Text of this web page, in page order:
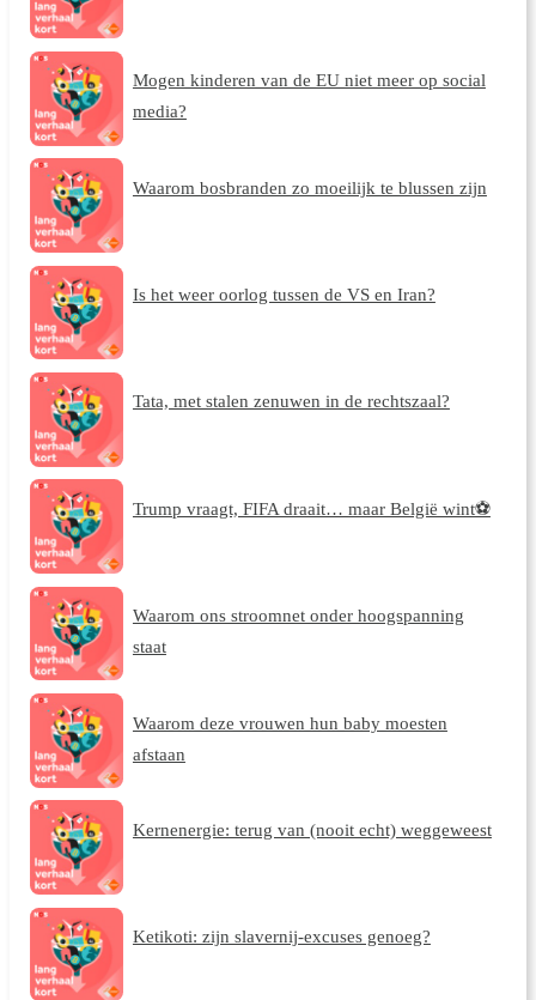
Mogen kinderen van de EU niet meer op social
media?
Waarom bosbranden zo moeilijk te blussen zijn
Is het weer oorlog tussen de VS en Iran?
Tata, met stalen zenuwen in de rechtszaal?
Trump vraagt, FIFA draait… maar België wint⚽
Waarom ons stroomnet onder hoogspanning
staat
Waarom deze vrouwen hun baby moesten
afstaan
Kernenergie: terug van (nooit echt) weggeweest
Ketikoti: zijn slavernij-excuses genoeg?